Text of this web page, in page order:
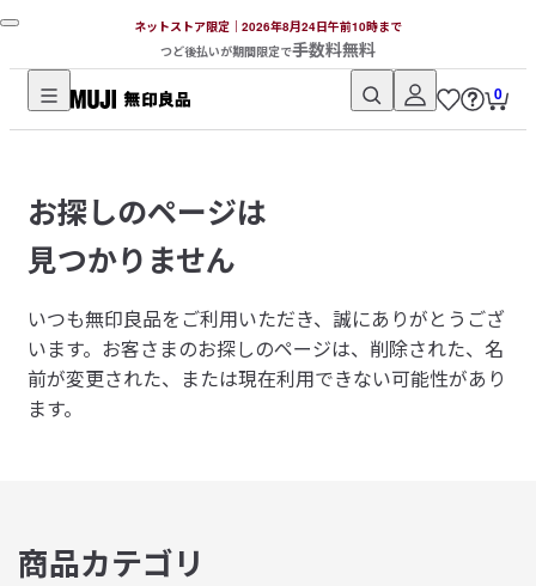
ネットストア限定｜2026年8月24日午前10時まで
つど後払いが期間限定で手数料無料
無
品
ネ
ッ
ト
ス
ト
ア
0
お探しのページは
見つかりません
いつも無印良品をご利用いただき、誠にありがとうござ
います。 お客さまのお探しのページは、削除された、名
前が変更された、または現在利用できない可能性があり
ます。
商品カテゴリ